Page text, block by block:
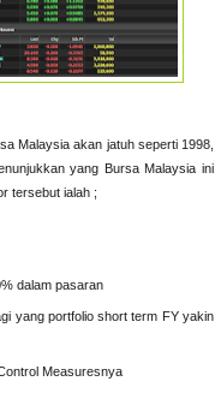
Malaysia akan jatuh seperti 1998,
yang Bursa Malaysia ini
tersebut ialah ;
dalam pasaran
yang portfolio short term FY yakin
Measuresnya